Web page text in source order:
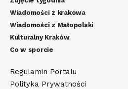
Wiadomości z krakowa
Wiadomości z Małopolski
Kulturalny Kraków
Co w sporcie
Regulamin Portalu
Polityka Prywatności